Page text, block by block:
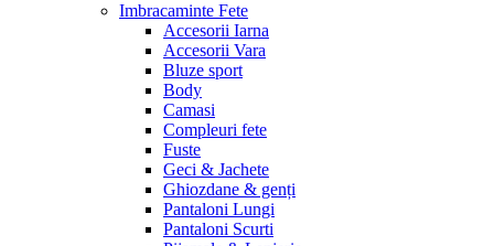
Imbracaminte Fete
Accesorii Iarna
Accesorii Vara
Bluze sport
Body
Camasi
Compleuri fete
Fuste
Geci & Jachete
Ghiozdane & genți
Pantaloni Lungi
Pantaloni Scurti